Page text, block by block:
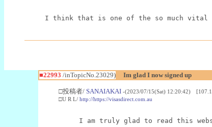
I think that is one of the so much vital
■22993 /inTopicNo.23029) Im glad I now signed up
□投稿者/ SANAIAKAI -(2023/07/15(Sat) 12:20:42)
□U R L/ http://https://visasdirect.com.au
I am truly glad to read this